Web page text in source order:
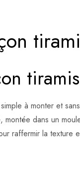
à monter et
montée dans un
raffermir la texture